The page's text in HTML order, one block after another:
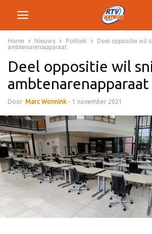
Home Nieuws Politiek
Deel oppositie wil
ambtenarenapparaat
Deel oppositie wil
ambtenarenapparaat
Door Marc Wonnink - 1 november 2021